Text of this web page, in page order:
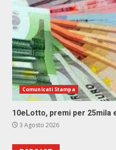
Comunicati Stampa
10eLotto, premi per 25mila
3 Agosto 2026